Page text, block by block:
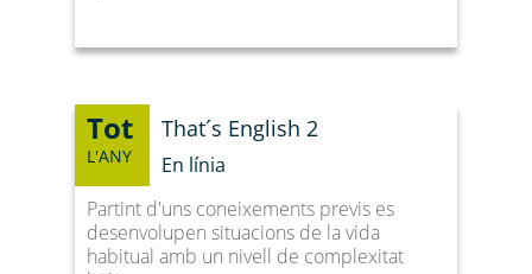
Tot
L'ANY
That´s English 2
En línia
Partint d'uns coneixements previs es
desenvolupen situacions de la vida
habitual amb un nivell de complexitat